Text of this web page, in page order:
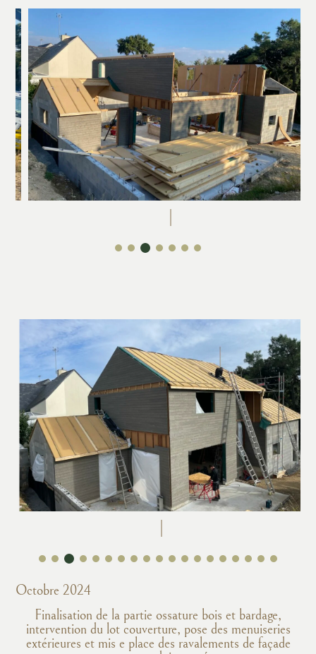
Octobre 2024
Finalisation de la partie ossature bois et bardage,
intervention du lot couverture, pose des menuiseries
extérieures et mis e place des ravalements de façade